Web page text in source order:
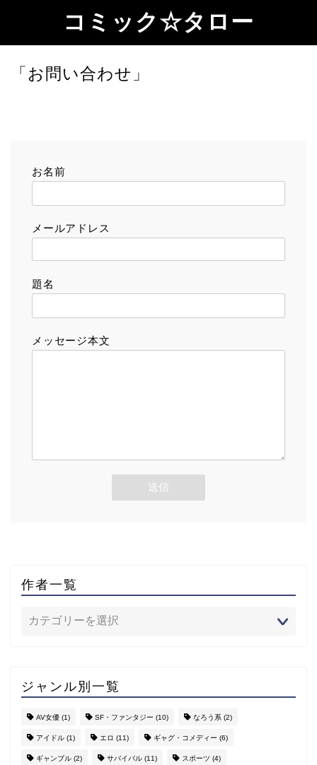
コミック☆タロー
「お問い合わせ」
お名前
メールアドレス
題名
メッセージ本文
作者一覧
ジャンル別一覧
AV女優 (1) SF・ファンタジー (10) なろう系 (2)
アイドル (1) エロ (11) ギャグ・コメディー (6)
ギャンブル (2) サバイバル (11) スポーツ (4)